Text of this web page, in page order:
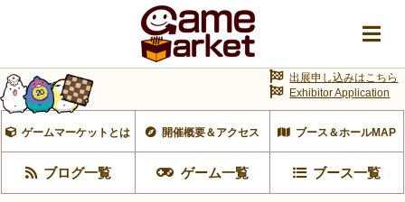
ゲームマーケットとは 開催概要＆アクセス ブース＆ホールMAP
ブログ一覧 ゲーム一覧 ブース一覧
出展申し込みはこちら
Exhibitor Application